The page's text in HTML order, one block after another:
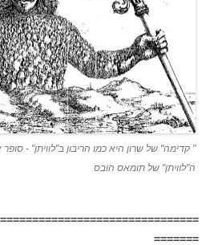
" קדימה" של שרון היא כמו הריבון ב"לוויתן" -
ה"לוויתן" של תומאס הובס
=======